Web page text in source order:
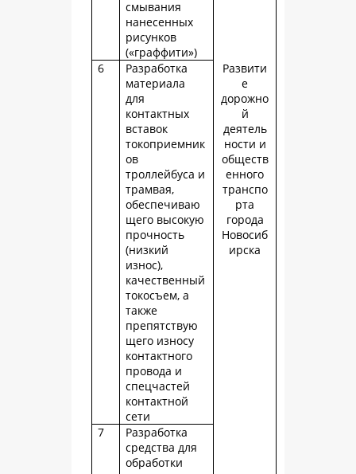
смывания
нанесенных
рисунков
(«граффити»)
Развити
е
дорожно
й
деятель
ности и
обществ
енного
транспо
рта
города
Новосиб
ирска
6
Разработка
материала
для
контактных
вставок
токоприемник
ов
троллейбуса и
трамвая,
обеспечиваю
щего высокую
прочность
(низкий
износ),
качественный
токосъем, а
также
препятствую
щего износу
контактного
провода и
спецчастей
контактной
сети
7
Разработка
средства для
обработки